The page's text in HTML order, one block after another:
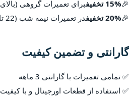
🎉15% تخفیف
برای تعمیرات گروهی (بالای 3 دستگاه)
🎉20% تخفیف در تعمیرات نیمه شب (22 تا 8 صبح)
گارانتی و تضمین کیفیت
✅ تمامی تعمیرات با گارانتی 3 ماهه
✅ استفاده از قطعات اورجینال و با کیفیت